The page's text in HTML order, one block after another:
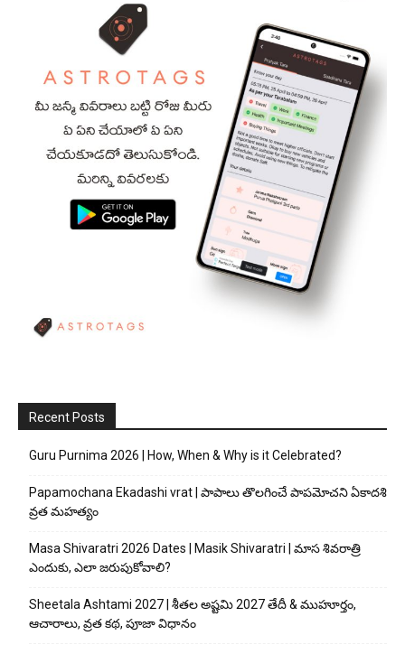
Recent Posts
Guru Purnima 2026 | How, When & Why is it Celebrated?
Papamochana Ekadashi vrat | పాపాలు తొలగించే పాపమోచని ఏకాదశి
వ్రత మహత్యం
Masa Shivaratri 2026 Dates | Masik Shivaratri | మాస శివరాత్రి
ఎందుకు, ఎలా జరుపుకోవాలి?
Sheetala Ashtami 2027 | శీతల అష్టమి 2027 తేదీ & ముహూర్తం,
ఆచారాలు, వ్రత కథ, పూజా విధానం